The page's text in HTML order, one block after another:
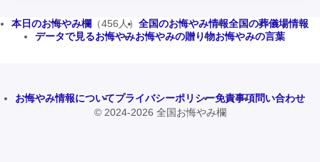
本日のお悔やみ欄 （456人） 全国のお悔やみ情報全国の葬儀場情報
データで見るお悔やみお悔やみの贈り物お悔やみの言葉
お悔やみ情報についてプライバシーポリシー免責事項問い合わせ
© 2024-2026 全国お悔やみ欄